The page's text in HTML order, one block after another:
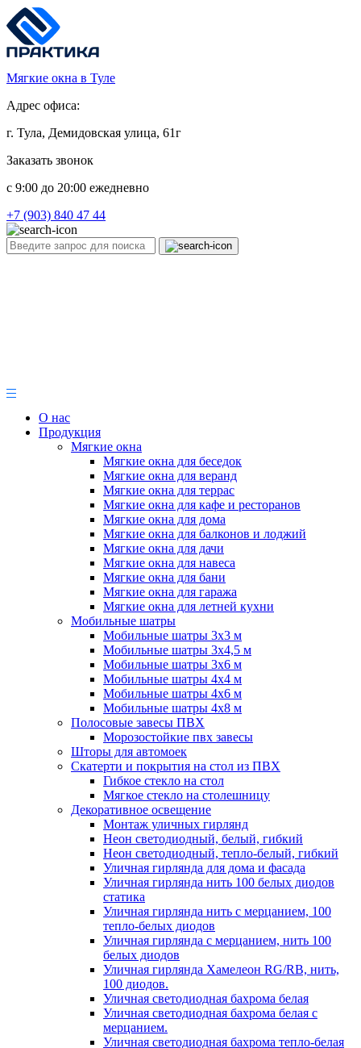
Мягкие окна в Туле
Адрес офиса:
г. Тула, Демидовская улица, 61г
Заказать звонок
c 9:00 до 20:00 ежедневно
+7 (903) 840 47 44
О нас
Продукция
Мягкие окна
Мягкие окна для беседок
Мягкие окна для веранд
Мягкие окна для террас
Мягкие окна для кафе и ресторанов
Мягкие окна для дома
Мягкие окна для балконов и лоджий
Мягкие окна для дачи
Мягкие окна для навеса
Мягкие окна для бани
Мягкие окна для гаража
Мягкие окна для летней кухни
Мобильные шатры
Мобильные шатры 3х3 м
Мобильные шатры 3х4,5 м
Мобильные шатры 3х6 м
Мобильные шатры 4х4 м
Мобильные шатры 4х6 м
Мобильные шатры 4х8 м
Полосовые завесы ПВХ
Морозостойкие пвх завесы
Шторы для автомоек
Скатерти и покрытия на стол из ПВХ
Гибкое стекло на стол
Мягкое стекло на столешницу
Декоративное освещение
Монтаж уличных гирлянд
Неон светодиодный, белый, гибкий
Неон светодиодный, тепло-белый, гибкий
Уличная гирлянда для дома и фасада
Уличная гирлянда нить 100 белых диодов
статика
Уличная гирлянда нить с мерцанием, 100
тепло-белых диодов
Уличная гирлянда с мерцанием, нить 100
белых диодов
Уличная гирлянда Хамелеон RG/RB, нить,
100 диодов.
Уличная светодиодная бахрома белая
Уличная светодиодная бахрома белая с
мерцанием.
Уличная светодиодная бахрома тепло-белая